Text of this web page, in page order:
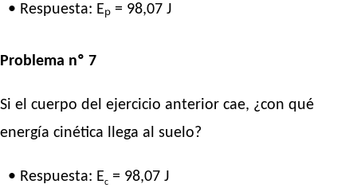
• Respuesta: Eₚ = 98,07 J
Problema nº 7
Si el cuerpo del ejercicio anterior cae, ¿con qué
energía cinética llega al suelo?
• Respuesta: Ec = 98,07 J